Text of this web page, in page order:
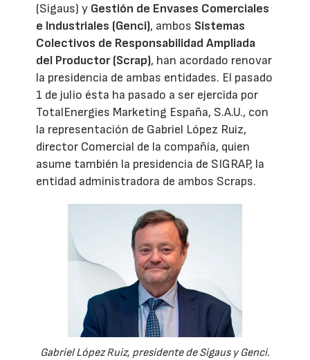
(Sigaus) y Gestión de Envases Comerciales
e Industriales (Genci), ambos Sistemas
Colectivos de Responsabilidad Ampliada
del Productor (Scrap), han acordado renovar
la presidencia de ambas entidades. El pasado
1 de julio ésta ha pasado a ser ejercida por
TotalEnergies Marketing España, S.A.U., con
la representación de Gabriel López Ruiz,
director Comercial de la compañía, quien
asume también la presidencia de SIGRAP, la
entidad administradora de ambos Scraps.
Gabriel López Ruiz, presidente de Sigaus y Genci.